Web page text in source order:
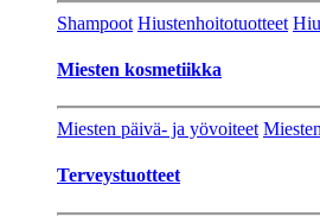
Shampoot Hiustenhoitotuotteet
Miesten kosmetiikka
Miesten päivä- ja yövoiteet
Terveystuotteet